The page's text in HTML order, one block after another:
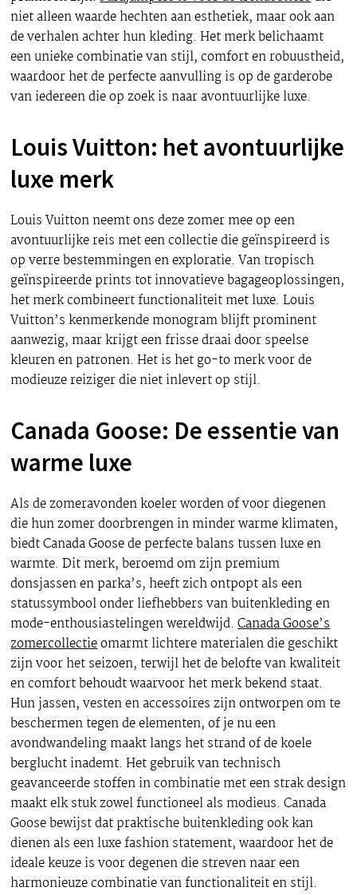
niet alleen waarde hechten aan esthetiek, maar ook aan
de verhalen achter hun kleding. Het merk belichaamt
een unieke combinatie van stijl, comfort en robuustheid,
waardoor het de perfecte aanvulling is op de garderobe
van iedereen die op zoek is naar avontuurlijke luxe.
Louis Vuitton: het avontuurlijke
luxe merk
Louis Vuitton neemt ons deze zomer mee op een
avontuurlijke reis met een collectie die geïnspireerd is
op verre bestemmingen en exploratie. Van tropisch
geïnspireerde prints tot innovatieve bagageoplossingen,
het merk combineert functionaliteit met luxe. Louis
Vuitton’s kenmerkende monogram blijft prominent
aanwezig, maar krijgt een frisse draai door speelse
kleuren en patronen. Het is het go-to merk voor de
modieuze reiziger die niet inlevert op stijl.
Canada Goose: De essentie van
warme luxe
Als de zomeravonden koeler worden of voor diegenen
die hun zomer doorbrengen in minder warme klimaten,
biedt Canada Goose de perfecte balans tussen luxe en
warmte. Dit merk, beroemd om zijn premium
donsjassen en parka’s, heeft zich ontpopt als een
statussymbool onder liefhebbers van buitenkleding en
mode-enthousiastelingen wereldwijd.Canada Goose’s
zomercollectieomarmt lichtere materialen die geschikt
zijn voor het seizoen, terwijl het de belofte van kwaliteit
en comfort behoudt waarvoor het merk bekend staat.
Hun jassen, vesten en accessoires zijn ontworpen om te
beschermen tegen de elementen, of je nu een
avondwandeling maakt langs het strand of de koele
berglucht inademt. Het gebruik van technisch
geavanceerde stoffen in combinatie met een strak design
maakt elk stuk zowel functioneel als modieus. Canada
Goose bewijst dat praktische buitenkleding ook kan
dienen als een luxe fashion statement, waardoor het de
ideale keuze is voor degenen die streven naar een
harmonieuze combinatie van functionaliteit en stijl.